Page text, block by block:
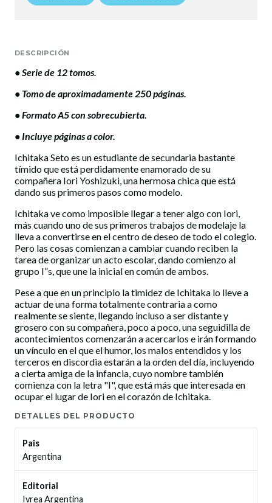
DESCRIPCIÓN
• Serie de 12 tomos.
• Tomo de aproximadamente 250 páginas.
• Formato A5 con sobrecubierta.
• Incluye páginas a color.
Ichitaka Seto es un estudiante de secundaria bastante
tímido que está perdidamente enamorado de su
compañera Iori Yoshizuki, una hermosa chica que está
dando sus primeros pasos como modelo.
Ichitaka ve como imposible llegar a tener algo con Iori,
más cuando uno de sus primeros trabajos de modelaje la
lleva a convertirse en el centro de deseo de todo el colegio.
Pero las cosas comienzan a cambiar cuando reciben la
tarea de organizar un acto escolar, dando comienzo al
grupo I”s, que une la inicial en común de ambos.
Pese a que en un principio la timidez de Ichitaka lo lleve a
actuar de una forma totalmente contraria a como
realmente se siente, llegando incluso a ser distante y
grosero con su compañera, poco a poco, una seguidilla de
acontecimientos comenzarán a acercarlos e irán formando
un vínculo en el que el humor, los malos entendidos y los
terceros en discordia estarán a la orden del día, incluyendo
a cierta amiga de la infancia, cuyo nombre también
comienza con la letra "I", que está más que interesada en
ocupar el lugar de Iori en el corazón de Ichitaka.
DETALLES DEL PRODUCTO
Pais
Argentina
Editorial
Ivrea Argentina